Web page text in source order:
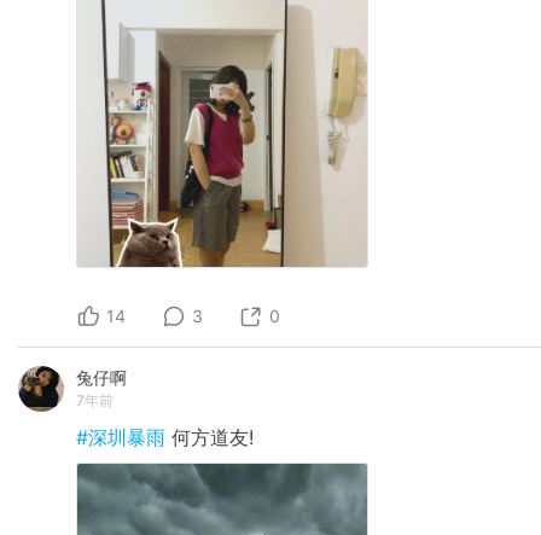
14 3 0
兔仔啊
7年前
#深圳暴雨 何方道友!